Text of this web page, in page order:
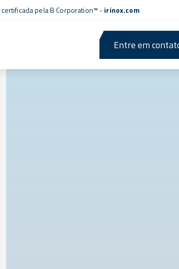
certificada pela B Corporation™ -irinox.com
Entre em